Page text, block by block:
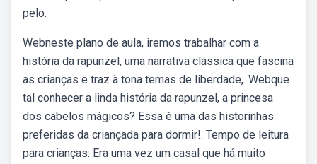
pelo.
Webneste plano de aula, iremos trabalhar com a
história da rapunzel, uma narrativa clássica que fascina
as crianças e traz à tona temas de liberdade,. Webque
tal conhecer a linda história da rapunzel, a princesa
dos cabelos mágicos? Essa é uma das historinhas
preferidas da criançada para dormir!. Tempo de leitura
para crianças: Era uma vez um casal que há muito